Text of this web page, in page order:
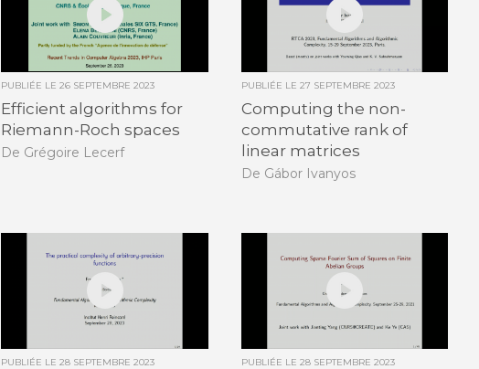
PUBLIÉE LE26 SEPTEMBRE 2023
Efficient algorithms for
Riemann-Roch spaces
De Grégoire Lecerf
PUBLIÉE LE 27 SEPTEMBRE 2023
Computing the non-
commutative rank of
linear matrices
De Gábor Ivanyos
PUBLIÉE LE28 SEPTEMBRE 2023 PUBLIÉE LE 28 SEPTEMBRE 2023